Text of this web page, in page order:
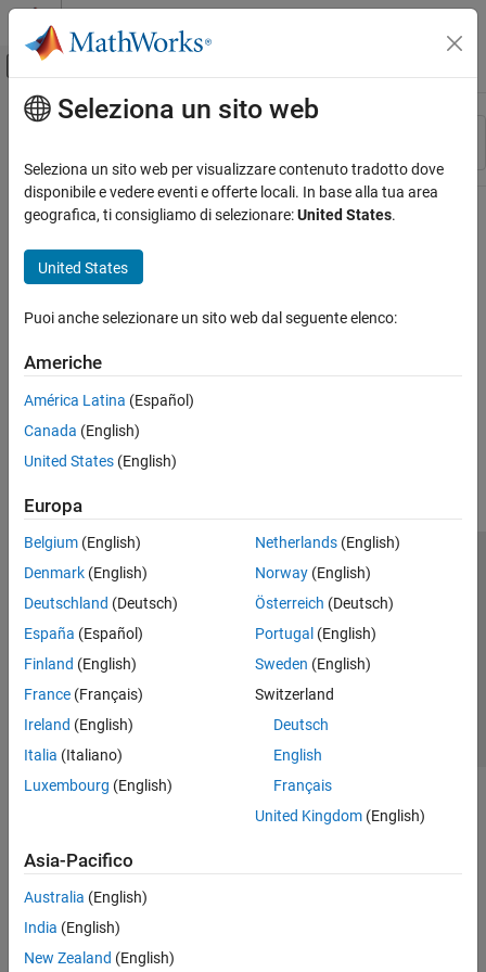
Vai al contenuto
Attiva/disattiva menu di navigazione
Risorsa
Stato
Contenuto principale
Seleziona un sito web
Seleziona un sito web per visualizzare contenuto tradotto dove
disponibile e vedere eventi e offerte locali. In base alla tua area
geografica, ti consigliamo di selezionare:United States.
United States
Puoi anche selezionare un sito web dal seguente elenco:
Americhe
América Latina (Español)
Canada (English)
United States (English)
Europa
Belgium (English)
Denmark (English)
Deutschland (Deutsch)
España (Español)
Finland (English)
France (Français)
Ireland (English)
Italia (Italiano)
Luxembourg (English)
Netherlands(English)
Norway(English)
Österreich (Deutsch)
Portugal (English)
Sweden (English)
Switzerland
Deutsch
English
Français
United Kingdom(English)
Asia-Pacifico
Australia (English)
India (English)
New Zealand (English)
Centro di fiducia
Informativa sulla privacy
Antipirateria
Stato dell'applicazione
Contatti
© 1994-2026 The MathWorks, Inc.